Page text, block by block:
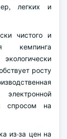
легких и
чистого и
кемпинга
росту
спросом на
из-за цен на